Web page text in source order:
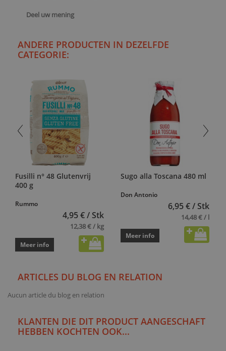
Deel uw mening
ANDERE PRODUCTEN IN DEZELFDE
CATEGORIE:
Fusilli n° 48 Glutenvrij
400 g
Rummo
4,95 € / Stk
12,38 € / kg
Meer info
Sugo alla Toscana 480 ml
Don Antonio
6,95 € / Stk
14,48 € / l
Meer info
ARTICLES DU BLOG EN RELATION
Aucun article du blog en relation
KLANTEN DIE DIT PRODUCT AANGESCHAFT
HEBBEN KOCHTEN OOK...